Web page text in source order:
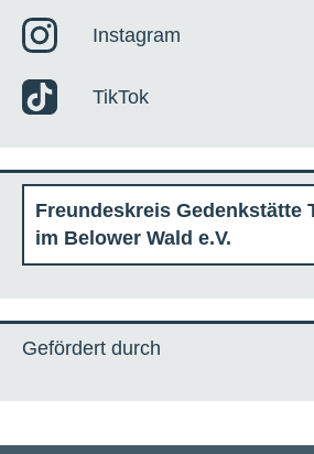
Instagram
TikTok
Freundeskreis Gedenkstätte
im Belower Wald e.V.
Gefördert durch